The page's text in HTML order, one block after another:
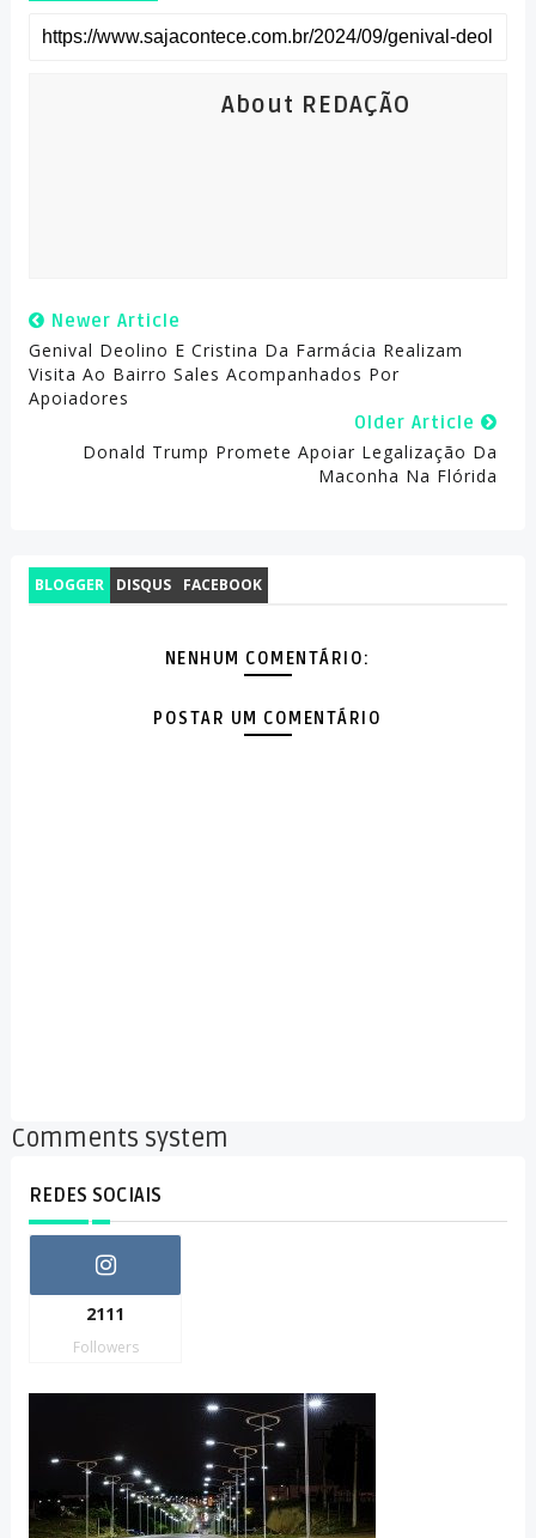
About REDAÇÃO
Newer Article
Genival Deolino E Cristina Da Farmácia Realizam
Visita Ao Bairro Sales Acompanhados Por
Apoiadores
Older Article
Donald Trump Promete Apoiar Legalização Da
Maconha Na Flórida
BLOGGER DISQUS FACEBOOK
NENHUM COMENTÁRIO:
POSTAR UM COMENTÁRIO
Comments system
REDES SOCIAIS
2111
Followers